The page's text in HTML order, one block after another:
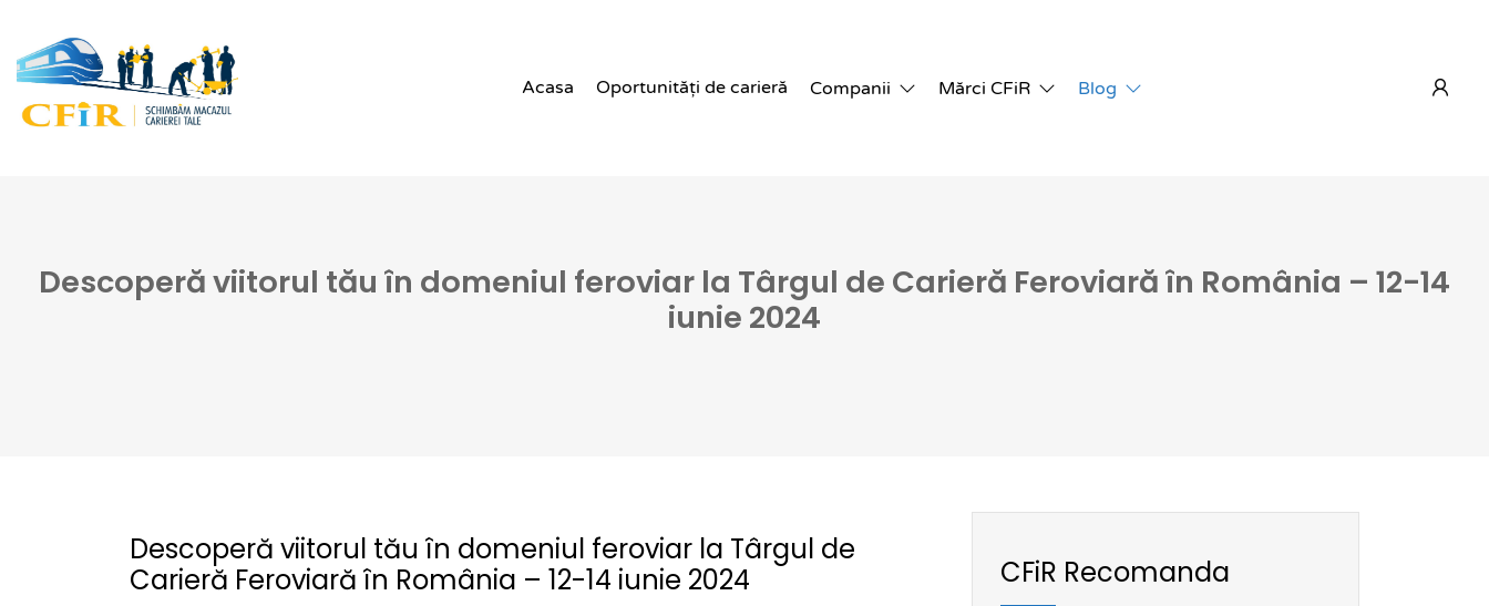
Acasa Oportunități de carieră Companii Mărci CFiR Blog
Descoperă viitorul tău în domeniul feroviar la Târgul de Carieră Feroviară în România – 12-14
iunie 2024
Descoperă viitorul tău în domeniul feroviar la Târgul de
Carieră Feroviară în România – 12-14 iunie 2024
CFiR Recomanda